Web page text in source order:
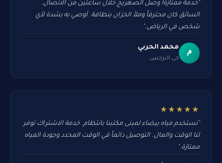
"خدمة ممتازة! وصل الصهريج خلال ساعتين من الاتصال.
السائق كان محترفاً وملأ الخزان بنظافة. أوصي به بشدة لأي
شخص في الرياض."
م
محمد الحربي
حي النرجس
★★★★★
"نستخدم مياه بيضاء لمبنى مكتبنا بانتظام. خدمة الاشتراك توفر
لنا الوقت والمال. التوصيل دائماً في الوقت المحدد وجودة المياه
ممتازة."